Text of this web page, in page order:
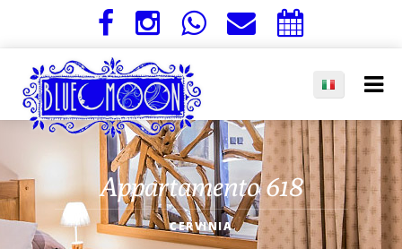
Appartamento 618
CERVINIA